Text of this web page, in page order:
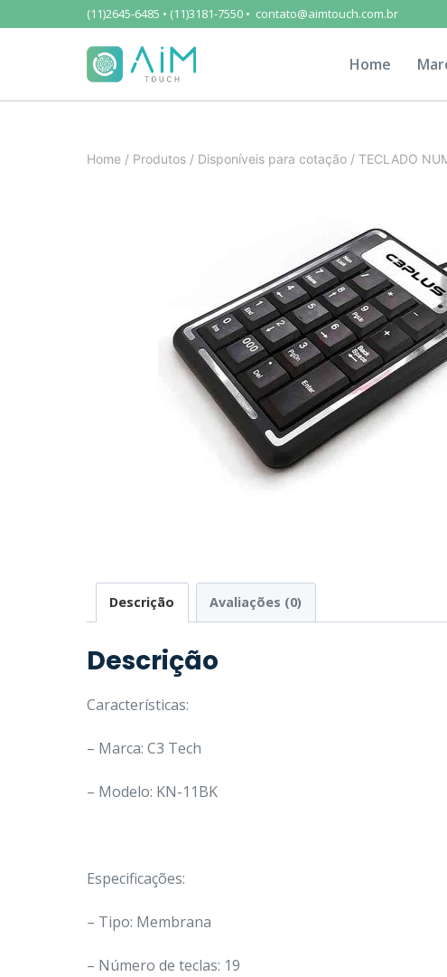
(11)2645-6485 • (11)3181-7550 • contato@aimtouch.com.br
Home
Home / Produtos / Disponíveis para cotação / TECLADO
Descrição Avaliações (0)
Descrição
Características:
– Marca: C3 Tech
– Modelo: KN-11BK
Especificações:
– Tipo: Membrana
– Número de teclas: 19